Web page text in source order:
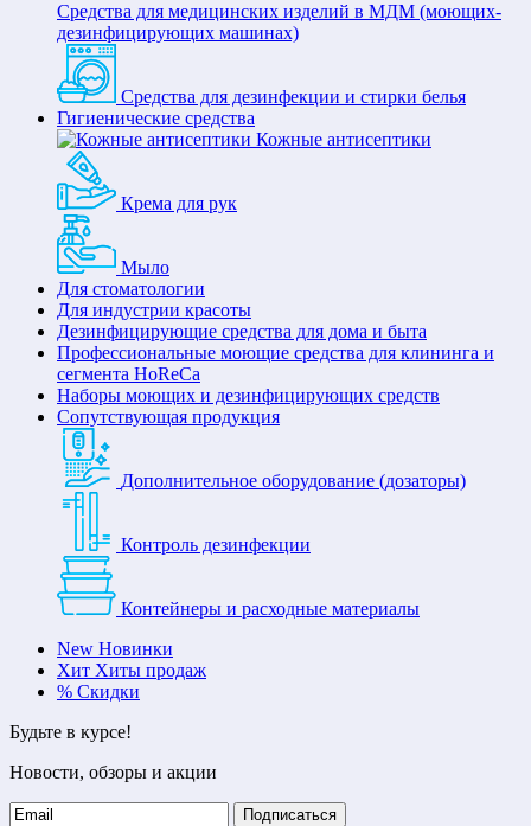
Средства для медицинских изделий в МДМ (моющих-
дезинфицирующих машинах)
Средства для дезинфекции и стирки белья
Гигиенические средства
Кожные антисептики
Крема для рук
Мыло
Для стоматологии
Для индустрии красоты
Дезинфицирующие средства для дома и быта
Профессиональные моющие средства для клининга и
сегмента HoReCa
Наборы моющих и дезинфицирующих средств
Сопутствующая продукция
Дополнительное оборудование (дозаторы)
Контроль дезинфекции
Контейнеры и расходные материалы
New Новинки
Хит Хиты продаж
% Скидки
Будьте в курсе!
Новости, обзоры и акции
Подписаться